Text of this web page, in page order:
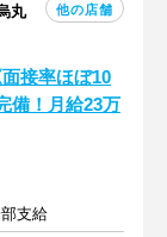
丸
他の店舗
面接率ほぼ10
備！月給23万
支給